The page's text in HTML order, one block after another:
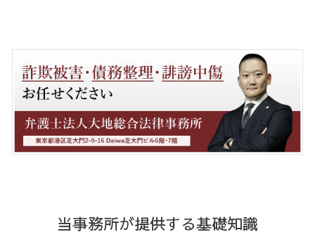
当事務所が提供する基礎知識